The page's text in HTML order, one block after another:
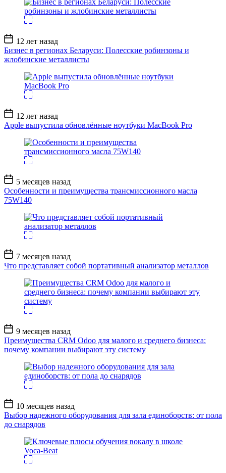
Дата
записи
12 лет назад
Бизнес в регионах Беларуси: Полесские робинзоны и
жлобинские металлисты
Дата
записи
12 лет назад
Apple выпустила обновлённые ноутбуки MacBook Pro
Дата
записи
5 месяцев назад
Особенности и преимущества трансмиссионного масла
75W140
Дата
записи
7 месяцев назад
Что представляет собой портативный анализатор металлов
Дата
записи
9 месяцев назад
Преимущества CRM Odoo для малого и среднего бизнеса:
почему компании выбирают эту систему
Дата
записи
10 месяцев назад
Выбор надежного оборудования для зала единоборств: от пола
до снарядов